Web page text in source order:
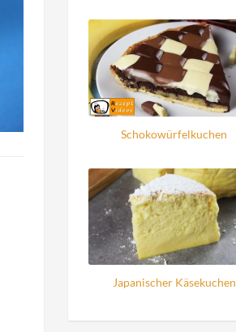
Schokowürfelkuchen
Japanischer Käsekuchen